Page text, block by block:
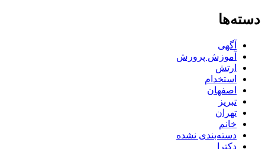
دسته‌ها
آگهی
آموزش پرورش
ارتش
استخدام
اصفهان
تبریز
تهران
خانم
دسته‌بندی نشده
دکترا